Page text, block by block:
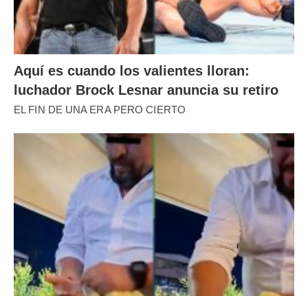
Aquí es cuando los valientes lloran:
luchador Brock Lesnar anuncia su retiro
EL FIN DE UNA ERA PERO CIERTO